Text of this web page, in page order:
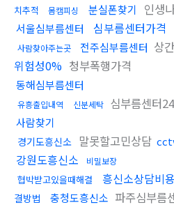
치추적
몸캠피싱 분실폰찾기 인생
서울심부름센터 심부름센터가격
사람찾아주는곳 전주심부름센터 상
위험성0% 청부폭행가격
동해심부름센터
유흥출입내역 신분세탁 심부름센터
사람찾기
경기도흥신소 말못할고민상담
강원도흥신소 비밀보장
협박받고있을때해결 흥신소상담비용
결방법
충청도흥신소 파주심부름